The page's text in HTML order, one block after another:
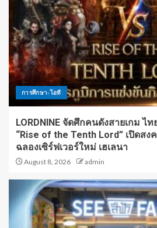
การศึกษา-ไอที
LORDNINE จัดศึกคนดังสายเกม ไ
“Rise of the Tenth Lord” เปิดส
ฉลองเซิร์ฟเวอร์ใหม่ เฮเลนา
August 8, 2026 admin